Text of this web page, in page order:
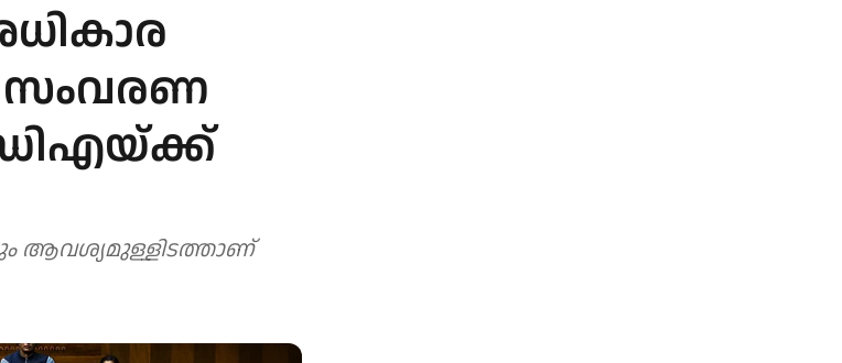
സംവരണ
ആവശ്യമുള്ളിടത്താണ്